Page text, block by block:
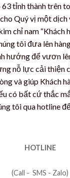
tỉnh thành trên
Quý vị một
chỉ nam “Khách
tôi đưa lên
hướng để vươn
nỗ lực cải thiện
và giúp Khách
có bất cứ thắc
tôi qua hotline
HOTLINE
(Call - SMS - Zalo)